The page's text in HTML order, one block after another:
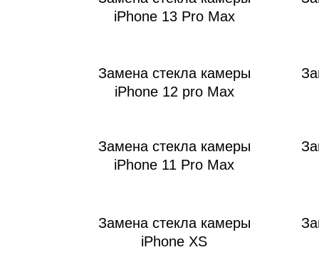
iPhone 13 Pro Max
Замена стекла камеры
iPhone 12 pro Max
Замена стекла камеры
iPhone 11 Pro Max
Замена стекла камеры
iPhone XS